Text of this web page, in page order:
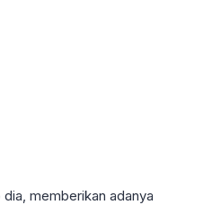
memberikan adanya